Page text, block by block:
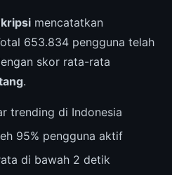
mencatatkan
653.834 pengguna telah
skor rata-rata
.
trending di Indonesia
95% pengguna aktif
di bawah 2 detik